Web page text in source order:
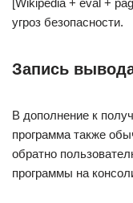
[Wikipedia + eval +
угроз безопасности.
Запись
В дополнение к
программа также
обратно
программы на